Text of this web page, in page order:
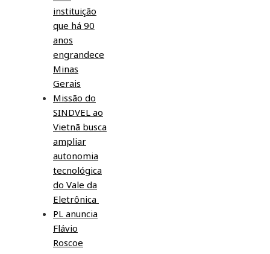
instituição
que há 90
anos
engrandece
Minas
Gerais
Missão do
SINDVEL ao
Vietnã busca
ampliar
autonomia
tecnológica
do Vale da
Eletrônica
PL anuncia
Flávio
Roscoe